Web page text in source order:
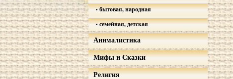
бытовая, народная
семейная, детская
Анималистика
Мифы и Сказки
Религия